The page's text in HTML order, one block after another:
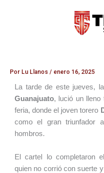
Por Lu Llanos / enero 16, 2025
La tarde de este jueves,
Guanajuato, lució un lleno
feria, donde el joven torero
como el gran triunfador
hombros.
El cartel lo completaron
quien no corrió con suerte